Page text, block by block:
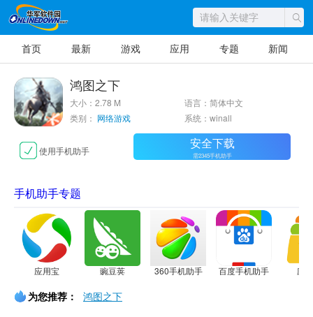
首页 最新 游戏 应用 专题 新闻
鸿图之下
大小：2.78 M
语言：简体中文
类别： 网络游戏 系统：winall
使用手机助手 安全下载
需2345手机助手
手机助手专题
应用宝 豌豆荚 360手机助手 百度手机助手 应
为您推荐： 鸿图之下